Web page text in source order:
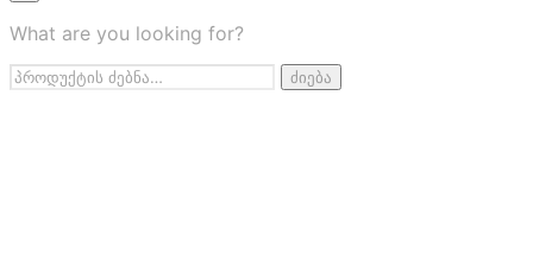
ბალიში
გასაფერადებელი
წიგნაკი
What are you looking for?
ძებნა:
ძიება